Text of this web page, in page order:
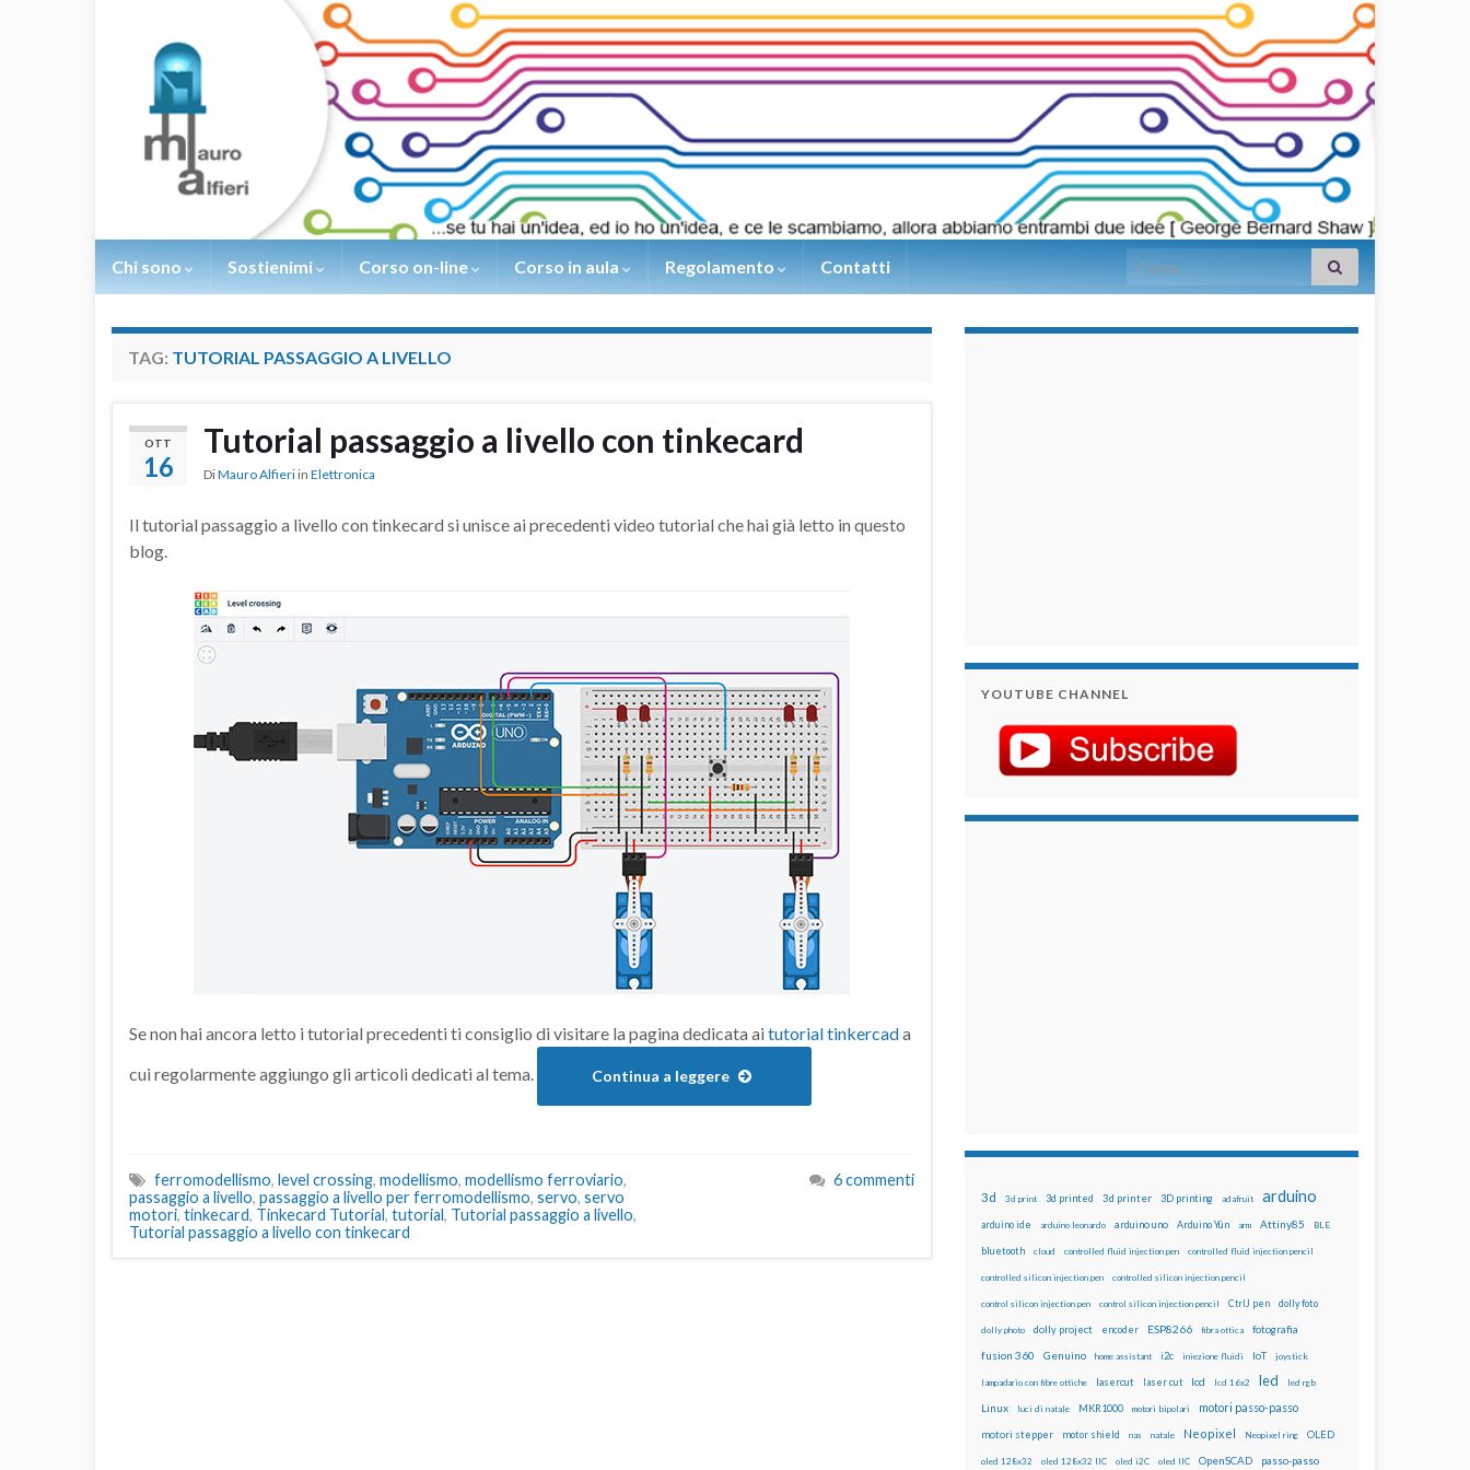
Chi sono Sostienimi Corso on-line Corso in aula Regolamento Contatti Search for:
TAG: TUTORIAL PASSAGGIO A LIVELLO
OTT
16
Tutorial passaggio a livello con tinkecard
DiMauro Alfieri in Elettronica
Il tutorial passaggio a livello con tinkecard si unisce ai precedenti video tutorial che hai già letto in questo
blog.
Se non hai ancora letto i tutorial precedenti ti consiglio di visitare la pagina dedicata ai tutorial tinkercada
cui regolarmente aggiungo gli articoli dedicati al tema.
Continua a leggere
ferromodellismo, level crossing, modellismo, modellismo ferroviario,
passaggio a livello, passaggio a livello per ferromodellismo, servo, servo
motori, tinkecard, Tinkecard Tutorial, tutorial, Tutorial passaggio a livello,
Tutorial passaggio a livello con tinkecard
6 commenti
YOUTUBE CHANNEL
3d 3d print 3d printed 3d printer 3D printing adafruit arduino
arduino ide arduino leonardo arduino uno Arduino Yún arm Attiny85 BLE
bluetooth cloud controlled fluid injection pen controlled fluid injection pencil
controlled silicon injection pen controlled silicon injection pencil
control silicon injection pen control silicon injection pencil CtrlJ pen dolly foto
dolly photo dolly project encoder ESP8266 fibra ottica fotografia
fusion 360 Genuino home assistant i2c iniezione fluidi IoT joystick
lampadario con fibre ottiche lasercut laser cut lcd lcd 16x2 led led rgb
Linux luci di natale MKR1000 motori bipolari motori passo-passo
motori stepper motor shield nas natale Neopixel Neopixel ring OLED
oled 128x32 oled 128x32 IIC oled i2C oled IIC OpenSCAD passo-passo